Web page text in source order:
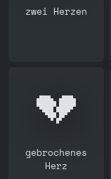
zwei Herzen
💔
gebrochenes
Herz